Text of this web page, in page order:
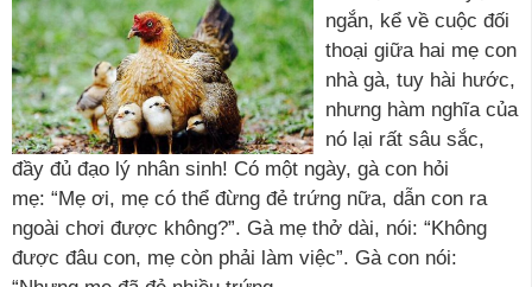
ngắn, kể về cuộc đối
thoại giữa hai mẹ con
nhà gà, tuy hài hước,
nhưng hàm nghĩa của
nó lại rất sâu sắc,
đầy đủ đạo lý nhân sinh! Có một ngày, gà con hỏi
mẹ: “Mẹ ơi, mẹ có thể đừng đẻ trứng nữa, dẫn con ra
ngoài chơi được không?”. Gà mẹ thở dài, nói: “Không
được đâu con, mẹ còn phải làm việc”. Gà con nói: